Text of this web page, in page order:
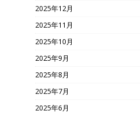
2025年12月
2025年11月
2025年10月
2025年9月
2025年8月
2025年7月
2025年6月